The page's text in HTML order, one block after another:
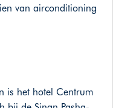
van airconditioning
is het hotel Centrum